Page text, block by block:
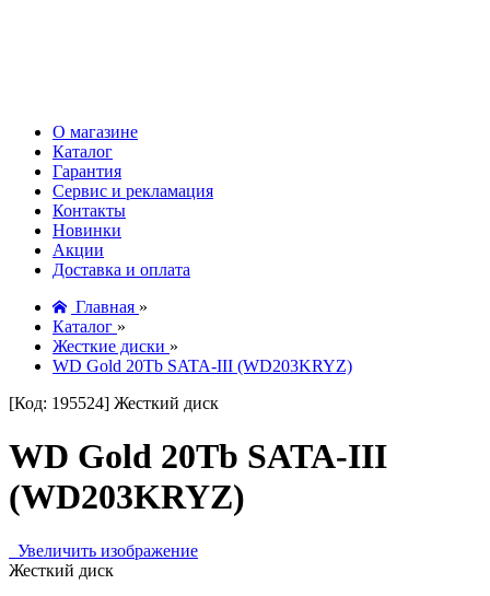
О магазине
Каталог
Гарантия
Сервис и рекламация
Контакты
Новинки
Акции
Доставка и оплата
Главная »
Каталог »
Жесткие диски »
WD Gold 20Tb SATA-III (WD203KRYZ)
[Код: 195524] Жесткий диск
WD Gold 20Tb SATA-III
(WD203KRYZ)
Увеличить изображение
Жесткий диск